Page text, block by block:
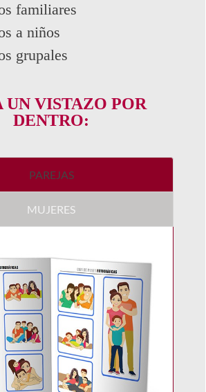
familiares
a niños
grupales
UN VISTAZO POR
DENTRO:
PAREJAS
MUJERES